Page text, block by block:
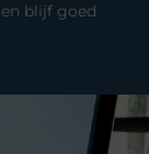
blijf goed